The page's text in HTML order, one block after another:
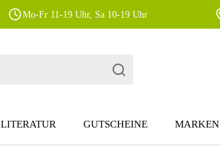
Mo-Fr 11-19 Uhr, Sa 10-19 Uhr
LITERATUR GUTSCHEINE MARKEN